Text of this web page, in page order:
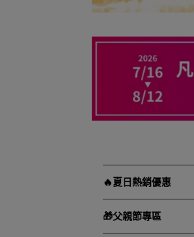
🔥夏日熱銷優惠
🎁父親節專區